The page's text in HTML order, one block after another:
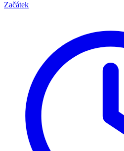
Začátek